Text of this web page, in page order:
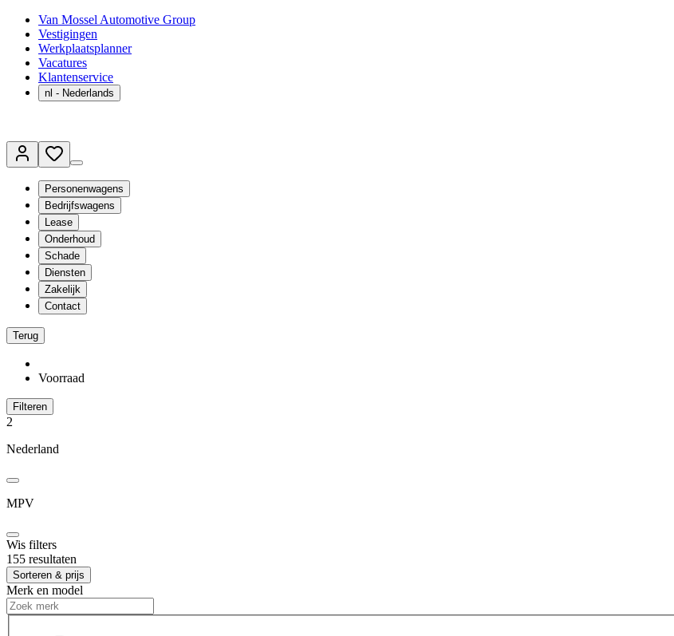
Van Mossel Automotive Group
Vestigingen
Werkplaatsplanner
Vacatures
Klantenservice
nl - Nederlands
Personenwagens
Bedrijfswagens
Lease
Onderhoud
Schade
Diensten
Zakelijk
Contact
Terug
Voorraad
Filteren
2
Nederland
MPV
Wis filters
155 resultaten
Sorteren & prijs
Merk en model